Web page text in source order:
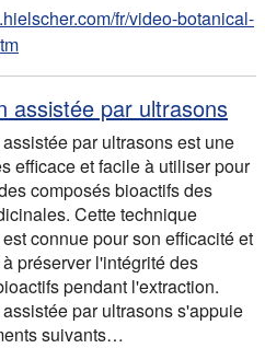
fr/video-botanical-
assistée par ultrasons
par ultrasons est une
efficace et facile à utiliser pour
composés bioactifs des
Cette technique
connue pour son efficacité et
préserver l'intégrité des
pendant l'extraction.
par ultrasons s'appuie
suivants…